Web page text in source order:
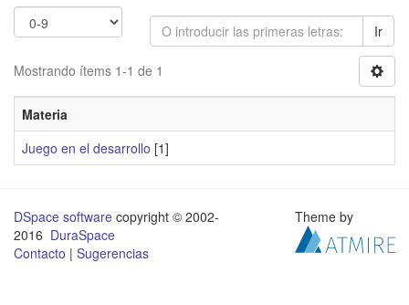
Ir
Mostrando ítems 1-1 de 1
Materia
Juego en el desarrollo [1]
DSpace software copyright © 2002-
2016 DuraSpace
Contacto | Sugerencias
Theme by